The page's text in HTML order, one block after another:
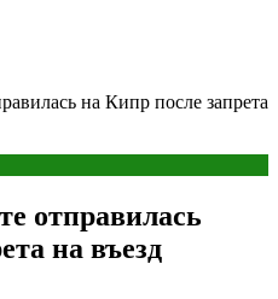
на Кипр после запрета
отправилась
на въезд